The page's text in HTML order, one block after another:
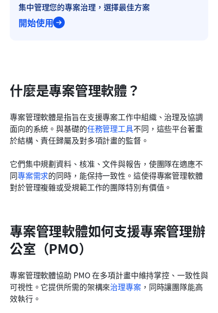
集中管理您的專案治理，選擇最佳方案
開始使用
什麼是專案管理軟體？
專案管理軟體是指旨在支援專案工作中組織、治理及協調
面向的系統。與基礎的任務管理工具不同，這些平台著重
於結構、責任歸屬及對多項計畫的監督。
它們集中規劃資料、核准、文件與報告，使團隊在適應不
同專案需求的同時，能保持一致性。這使得專案管理軟體
對於管理複雜或受規範工作的團隊特別有價值。
專案管理軟體如何支援專案管理辦
公室（PMO）
專案管理軟體協助 PMO 在多項計畫中維持掌控、一致性與
可視性。它提供所需的架構來治理專案，同時讓團隊能高
效執行。